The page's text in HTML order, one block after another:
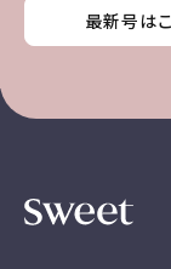
最新号は
最新号は
最新号は
最新号は